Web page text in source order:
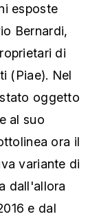
esposte
Bernardi,
di
(Piae). Nel
oggetto
al suo
ora il
variante di
dall'allora
e dal